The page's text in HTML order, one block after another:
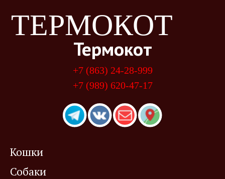
ТЕРМОКОТ
Термокот
+7 (863) 24-28-999
+7 (989) 620-47-17
Кошки
Собаки